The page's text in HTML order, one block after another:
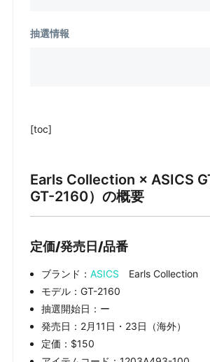
抽選情報
[toc]
Earls Collection × ASICS
GT-2160） の概要
定価/発売日/品番
ブランド： ASICS Earls Collection
モデル：GT-2160
抽選開始日：ー
発売日：2月11日・23日（海外）
定価：$150